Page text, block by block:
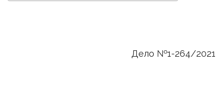
Дело №1-264/2021